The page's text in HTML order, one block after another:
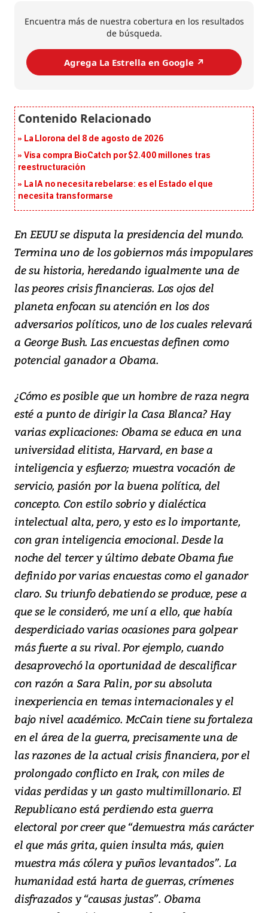
Encuentra más de nuestra cobertura en los resultados
de búsqueda.
Agrega La Estrella en Google ↗️
La Llorona del 8 de agosto de 2026
Visa compra BioCatch por $2.400 millones tras
reestructuración
La IA no necesita rebelarse: es el Estado el que
necesita transformarse
En EEUU se disputa la presidencia del mundo.
Termina uno de los gobiernos más impopulares
de su historia, heredando igualmente una de
las peores crisis financieras. Los ojos del
planeta enfocan su atención en los dos
adversarios políticos, uno de los cuales relevará
a George Bush. Las encuestas definen como
potencial ganador a Obama.
¿Cómo es posible que un hombre de raza negra
esté a punto de dirigir la Casa Blanca? Hay
varias explicaciones: Obama se educa en una
universidad elitista, Harvard, en base a
inteligencia y esfuerzo; muestra vocación de
servicio, pasión por la buena política, del
concepto. Con estilo sobrio y dialéctica
intelectual alta, pero, y esto es lo importante,
con gran inteligencia emocional. Desde la
noche del tercer y último debate Obama fue
definido por varias encuestas como el ganador
claro. Su triunfo debatiendo se produce, pese a
que se le consideró, me uní a ello, que había
desperdiciado varias ocasiones para golpear
más fuerte a su rival. Por ejemplo, cuando
desaprovechó la oportunidad de descalificar
con razón a Sara Palin, por su absoluta
inexperiencia en temas internacionales y el
bajo nivel académico. McCain tiene su fortaleza
en el área de la guerra, precisamente una de
las razones de la actual crisis financiera, por el
prolongado conflicto en Irak, con miles de
vidas perdidas y un gasto multimillonario. El
Republicano está perdiendo esta guerra
electoral por creer que “demuestra más carácter
el que más grita, quien insulta más, quien
muestra más cólera y puños levantados”. La
humanidad está harta de guerras, crímenes
disfrazados y “causas justas”. Obama